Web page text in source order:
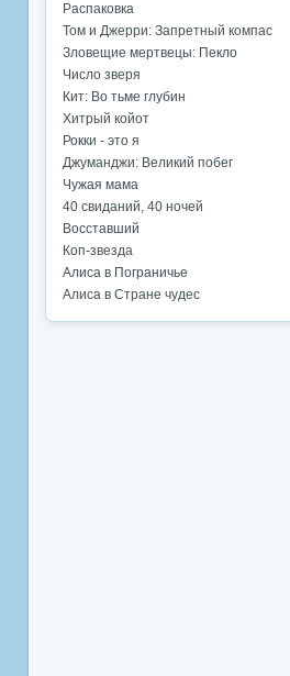
Распаковка
Том и Джерри: Запретный компас
Зловещие мертвецы: Пекло
Число зверя
Кит: Во тьме глубин
Хитрый койот
Рокки - это я
Джуманджи: Великий побег
Чужая мама
40 свиданий, 40 ночей
Восставший
Коп-звезда
Алиса в Пограничье
Алиса в Стране чудес